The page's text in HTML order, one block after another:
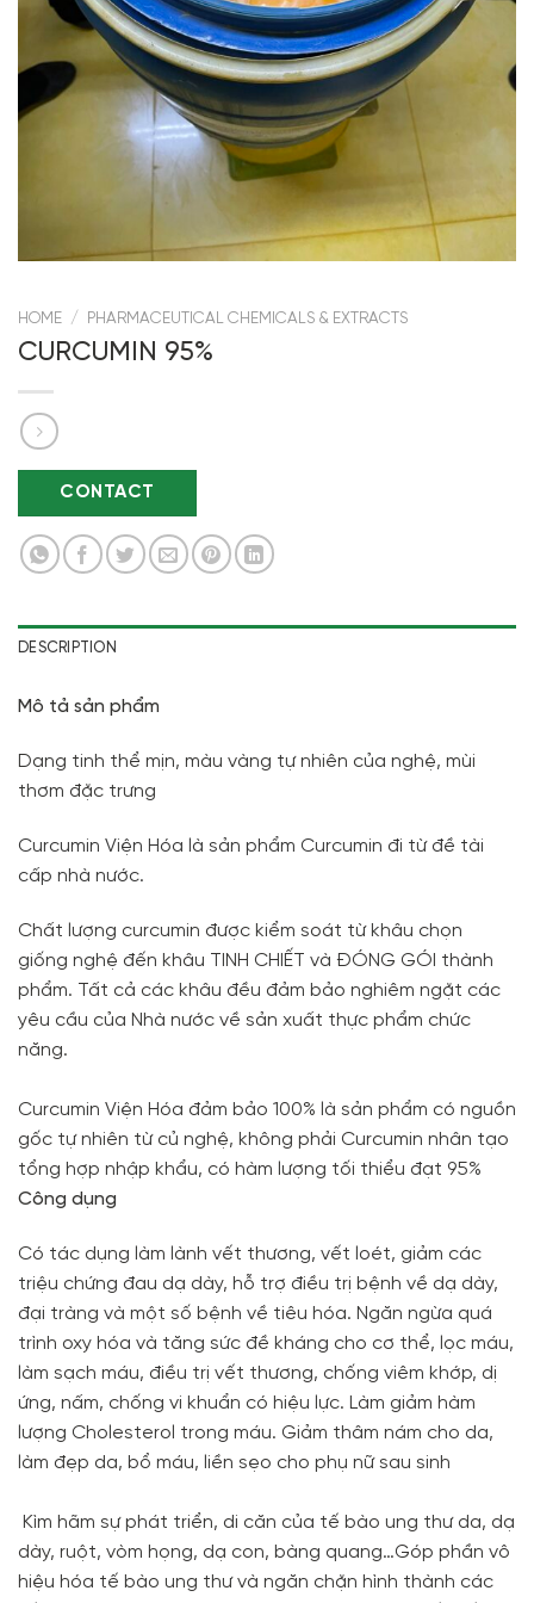
HOME / PHARMACEUTICAL CHEMICALS & EXTRACTS
CURCUMIN 95%
CONTACT
DESCRIPTION
Mô tả sản phẩm
Dạng tinh thể mịn, màu vàng tự nhiên của nghệ, mùi
thơm đặc trưng
Curcumin Viện Hóa là sản phẩm Curcumin đi từ đề tài
cấp nhà nước.
Chất lượng curcumin được kiểm soát từ khâu chọn
giống nghệ đến khâu TINH CHIẾT và ĐÓNG GÓI thành
phẩm. Tất cả các khâu đều đảm bảo nghiêm ngặt các
yêu cầu của Nhà nước về sản xuất thực phẩm chức
năng.
Curcumin Viện Hóa đảm bảo 100% là sản phẩm có nguồn
gốc tự nhiên từ củ nghệ, không phải Curcumin nhân tạo
tổng hợp nhập khẩu, có hàm lượng tối thiểu đạt 95%
Công dụng
Có tác dụng làm lành vết thương, vết loét, giảm các
triệu chứng đau dạ dày, hỗ trợ điều trị bệnh về dạ dày,
đại tràng và một số bệnh về tiêu hóa. Ngăn ngừa quá
trình oxy hóa và tăng sức đề kháng cho cơ thể, lọc máu,
làm sạch máu, điều trị vết thương, chống viêm khớp, dị
ứng, nấm, chống vi khuẩn có hiệu lực. Làm giảm hàm
lượng Cholesterol trong máu. Giảm thâm nám cho da,
làm đẹp da, bổ máu, liền sẹo cho phụ nữ sau sinh
Kìm hãm sự phát triển, di căn của tế bào ung thư da, dạ
dày, ruột, vòm họng, dạ con, bàng quang…Góp phần vô
hiệu hóa tế bào ung thư và ngăn chặn hình thành các